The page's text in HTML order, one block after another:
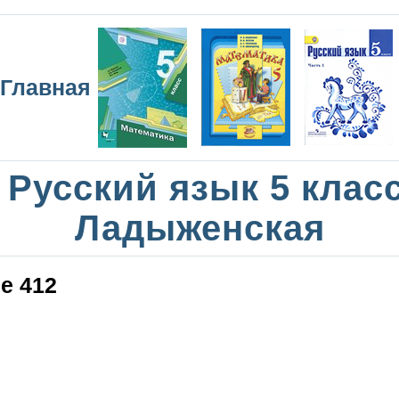
Главная
Русский язык 5
Ладыженская
412